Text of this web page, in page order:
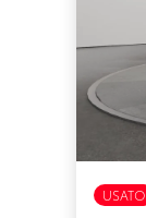
USATO